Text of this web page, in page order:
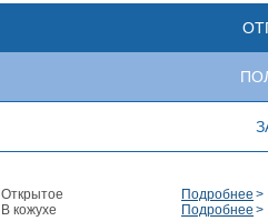
Открытое
Подробнее
В кожухе
Подробнее